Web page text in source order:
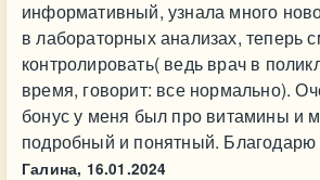
информативный, узнала много
в лабораторных анализах, теперь
контролировать( ведь врач в
время, говорит: все нормально).
бонус у меня был про витамины и
подробный и понятный.
Галина, 16.01.2024